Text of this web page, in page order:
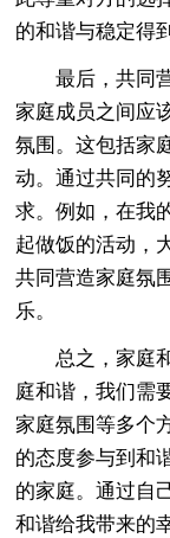
的和谐与稳定得
最后，共同营
家庭成员之间应
氛围。这包括家
动。通过共同的
求。例如，在我
起做饭的活动，
共同营造家庭氛
乐。
总之，家庭和
庭和谐，我们需
家庭氛围等多个
的态度参与到和
的家庭。通过自
和谐给我带来的